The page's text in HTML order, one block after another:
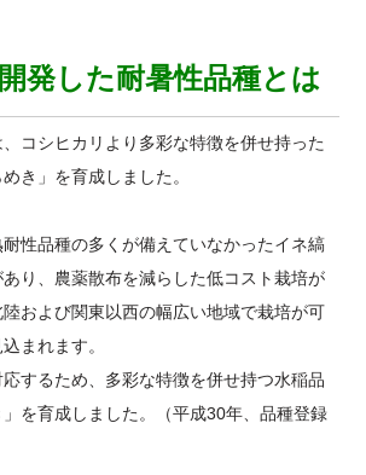
発した耐暑性品種とは
コシヒカリより多彩な特徴を併せ持った
き」を育成しました。
性品種の多くが備えていなかったイネ縞
り、農薬散布を減らした低コスト栽培が
および関東以西の幅広い地域で栽培が可
まれます。
するため、多彩な特徴を併せ持つ水稲品
を育成しました。（平成30年、品種登録